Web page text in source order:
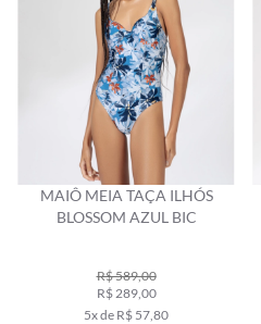
MAIÔ MEIA TAÇA ILHÓS
BLOSSOM AZUL BIC
R$ 589,00
R$ 289,00
5x de R$ 57,80